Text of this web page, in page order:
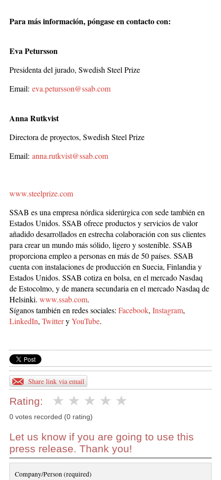
Para más información, póngase en contacto con:
Eva Petursson
Presidenta del jurado, Swedish Steel Prize
Email:eva.petursson@ssab.com
Anna Rutkvist
Directora de proyectos, Swedish Steel Prize
Email:anna.rutkvist@ssab.com
www.steelprize.com
SSAB es una empresa nórdica siderúrgica con sede también en
Estados Unidos. SSAB ofrece productos y servicios de valor
añadido desarrollados en estrecha colaboración con sus clientes
para crear un mundo más sólido, ligero y sostenible. SSAB
proporciona empleo a personas en más de 50 países. SSAB
cuenta con instalaciones de producción en Suecia, Finlandia y
Estados Unidos. SSAB cotiza en bolsa, en el mercado Nasdaq
de Estocolmo, y de manera secundaria en el mercado Nasdaq de
Helsinki.www.ssab.com.
Síganos también en redes sociales:Facebook,Instagram,
LinkedIn,TwitteryYouTube.
Share link via email
Rating:
0 votes recorded (0 rating)
Let us know if you are going to use this
press release. Thank you!
Company/Person (required)